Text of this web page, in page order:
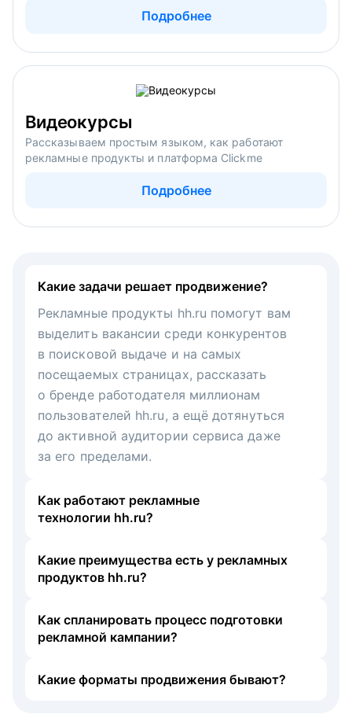
Подробнее
Видеокурсы
Рассказываем простым языком, как работают
рекламные продукты и платформа Clickme
Подробнее
Какие задачи решает продвижение?
Рекламные продукты hh.ru помогут вам
выделить вакансии среди конкурентов
в поисковой выдаче и на самых
посещаемых страницах, рассказать
о бренде работодателя миллионам
пользователей hh.ru, а ещё дотянуться
до активной аудитории сервиса даже
за его пределами.
Как работают рекламные
технологии hh.ru?
Какие преимущества есть у рекламных
продуктов hh.ru?
Как спланировать процесс подготовки
рекламной кампании?
Какие форматы продвижения бывают?